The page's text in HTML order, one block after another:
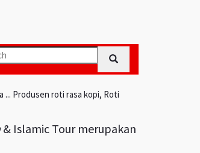
... Produsen roti rasa kopi, Roti
& Islamic Tour merupakan